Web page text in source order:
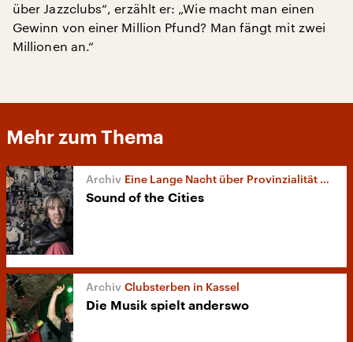
über Jazzclubs“, erzählt er: „Wie macht man einen
Gewinn von einer Million Pfund? Man fängt mit zwei
Millionen an.“
Mehr zum Thema
Eine Lange Nacht über Provinzialität und Urbanität in der Popmusik
Sound of the Cities
Clubsterben in Kassel
Die Musik spielt anderswo